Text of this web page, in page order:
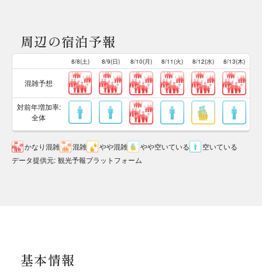
周辺の宿泊予報
8/8(土) 8/9(日) 8/10(月) 8/11(火) 8/12(水) 8/13(木)
混雑予想
対前年増加率:
全体
かなり混雑 混雑 やや混雑 やや空いている
空いている
データ提供元: 観光予報プラットフォーム
基本情報